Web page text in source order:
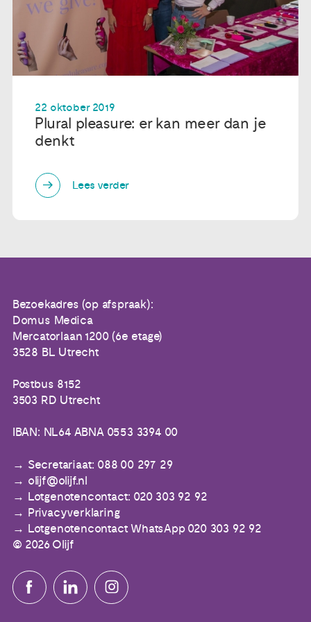
22 oktober 2019
Plural pleasure: er kan meer dan je
denkt
Lees verder
Bezoekadres (op afspraak):
Domus Medica
Mercatorlaan 1200 (6e etage)
3528 BL Utrecht
Postbus 8152
3503 RD Utrecht
IBAN: NL64 ABNA 0553 3394 00
Secretariaat: 088 00 297 29
olijf@olijf.nl
Lotgenotencontact: 020 303 92 92
Privacyverklaring
Lotgenotencontact WhatsApp 020 303 92 92
© 2026 Olijf